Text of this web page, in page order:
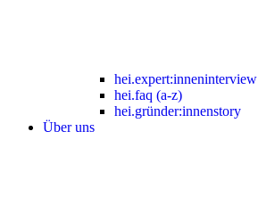
hei.expert:inneninterview
hei.faq (a-z)
hei.gründer:innenstory
Über uns